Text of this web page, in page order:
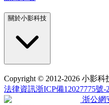
關於小影科技
Copyright © 2012-2026 小影科
法律資訊浙ICP備12027775號-2
浙公網